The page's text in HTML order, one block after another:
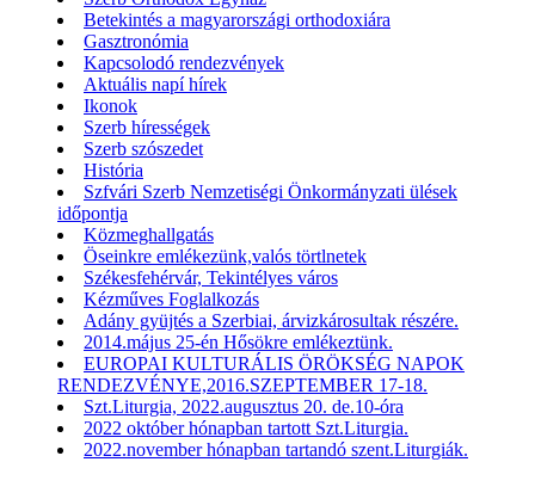
Betekintés a magyarországi orthodoxiára
Gasztronómia
Kapcsolodó rendezvények
Aktuális napí hírek
Ikonok
Szerb hírességek
Szerb szószedet
História
Szfvári Szerb Nemzetiségi Önkormányzati ülések
időpontja
Közmeghallgatás
Öseinkre emlékezünk,valós törtlnetek
Székesfehérvár, Tekintélyes város
Kézműves Foglalkozás
Adány gyüjtés a Szerbiai, árvizkárosultak részére.
2014.május 25-én Hősökre emlékeztünk.
EUROPAI KULTURÁLIS ÖRÖKSÉG NAPOK
RENDEZVÉNYE,2016.SZEPTEMBER 17-18.
Szt.Liturgia, 2022.augusztus 20. de.10-óra
2022 október hónapban tartott Szt.Liturgia.
2022.november hónapban tartandó szent.Liturgiák.